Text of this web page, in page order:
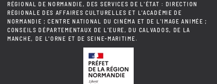
RÉGIONAL DE NORMANDIE, DES SERVICES DE L'ÉTAT : DIRECTION
RÉGIONALE DES AFFAIRES CULTURELLES ET L'ACADÉMIE DE
NORMANDIE ; CENTRE NATIONAL DU CINÉMA ET DE L'IMAGE ANIMÉE ;
CONSEILS DÉPARTEMENTAUX DE L'EURE, DU CALVADOS, DE LA
MANCHE, DE L'ORNE ET DE SEINE-MARITIME.